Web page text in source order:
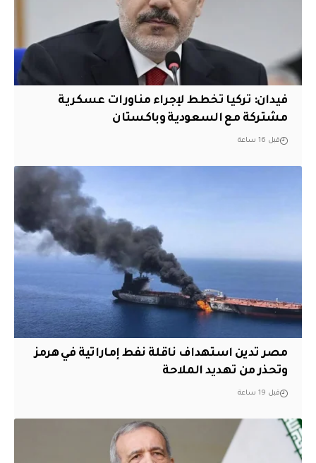
فيدان: تركيا تخطط لإجراء مناورات عسكرية
مشتركة مع السعودية وباكستان
قبل 16 ساعة
مصر تدين استهداف ناقلة نفط إماراتية في هرمز
وتحذر من تهديد الملاحة
قبل 19 ساعة